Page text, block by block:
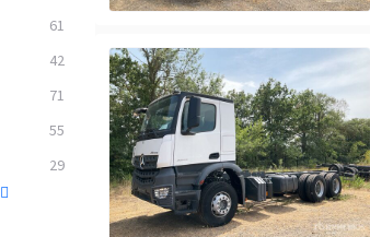
61
42
71
55
29